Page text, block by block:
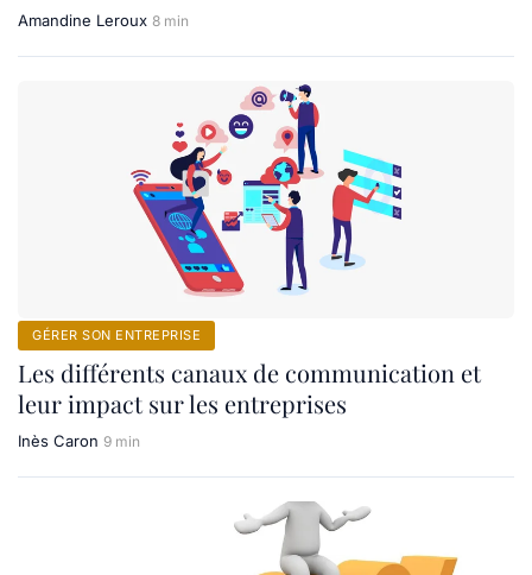
Amandine Leroux 8 min
GÉRER SON ENTREPRISE
Les différents canaux de communication et
leur impact sur les entreprises
Inès Caron 9 min